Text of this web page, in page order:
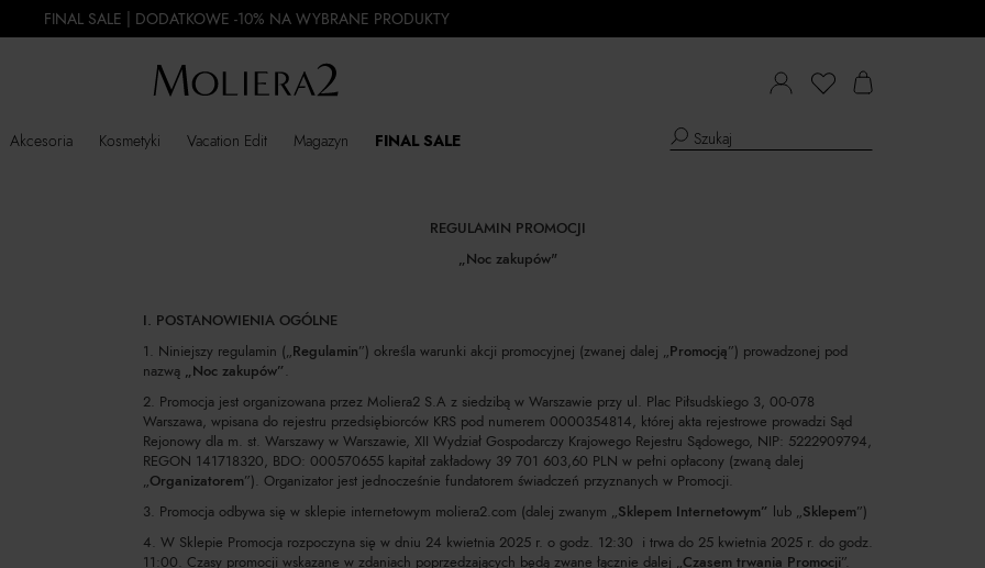
FINAL SALE | DODATKOWE -10% NA WYBRANE PRODUKTY
Akcesoria Kosmetyki Vacation Edit Magazyn FINAL SALE
REGULAMIN PROMOCJI
„Noc zakupów"
I. POSTANOWIENIA OGÓLNE
1. Niniejszy regulamin („Regulamin”) określa warunki akcji promocyjnej (zwanej dalej „Promocją”) prowadzonej pod
nazwą „Noc zakupów”.
2. Promocja jest organizowana przez Moliera2 S.A z siedzibą w Warszawie przy ul. Plac Piłsudskiego 3, 00-078
Warszawa, wpisana do rejestru przedsiębiorców KRS pod numerem 0000354814, której akta rejestrowe prowadzi Sąd
Rejonowy dla m. st. Warszawy w Warszawie, XII Wydział Gospodarczy Krajowego Rejestru Sądowego, NIP: 5222909794,
REGON 141718320, BDO: 000570655 kapitał zakładowy 39 701 603,60 PLN w pełni opłacony (zwaną dalej
„Organizatorem”). Organizator jest jednocześnie fundatorem świadczeń przyznanych w Promocji.
3. Promocja odbywa się w sklepie internetowym moliera2.com (dalej zwanym „Sklepem Internetowym” lub „Sklepem”)
4. W Sklepie Promocja rozpoczyna się w dniu 24 kwietnia 2025 r. o godz. 12:30 i trwa do 25 kwietnia 2025 r. do godz.
11:00. Czasy promocji wskazane w zdaniach poprzedzających będą zwane łącznie dalej „Czasem trwania Promocji”.